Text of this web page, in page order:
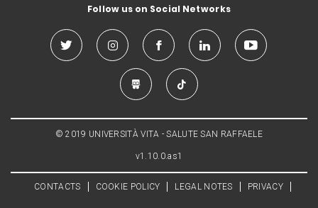
Follow us on Social Networks
© 2019 UNIVERSITÀ VITA - SALUTE SAN RAFFAELE
v1.10.0.as1
CONTACTS COOKIE POLICY LEGAL NOTES PRIVACY